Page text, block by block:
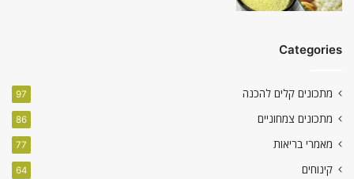
Categories
מתכונים קלים להכנה 97
מתכונים צמחוניים 86
מאמרי בריאות 77
קינוחים 64